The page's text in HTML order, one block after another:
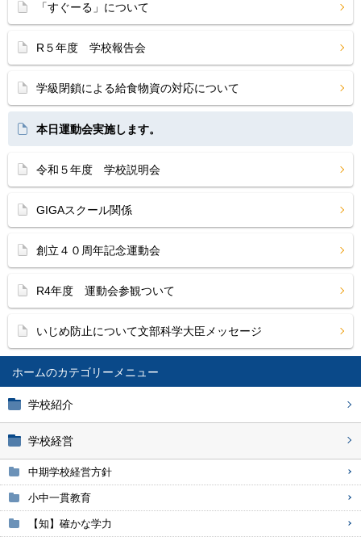
ホーム
学校紹介
学校経営
中期学校経営方針
小中一貫教育
【知】確かな学力
「すぐーる」について
R５年度 学校報告会
学級閉鎖による給食物資の対応について
本日運動会実施します。
令和５年度 学校説明会
GIGAスクール関係
創立４０周年記念運動会
R4年度 運動会参観ついて
いじめ防止について文部科学大臣メッセージ